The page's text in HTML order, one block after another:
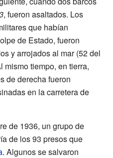
, fueron asaltados. Los
que habían
de Estado, fueron
y arrojados al mar (52 del
mismo tiempo, en tierra,
de derecha fueron
en la carretera de
de 1936, un grupo de
de los 93 presos que
. Algunos se salvaron